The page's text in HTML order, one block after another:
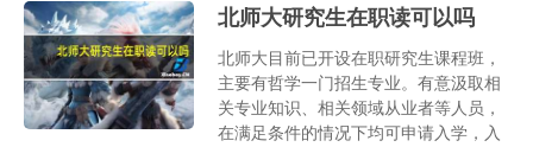
北师大研究生在职读可以吗
北师大目前已开设在职研究生课程班，
主要有哲学一门招生专业。有意汲取相
关专业知识、相关领域从业者等人员，
在满足条件的情况下均可申请入学，入